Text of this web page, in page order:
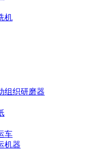
机
组织研磨器
车
机器